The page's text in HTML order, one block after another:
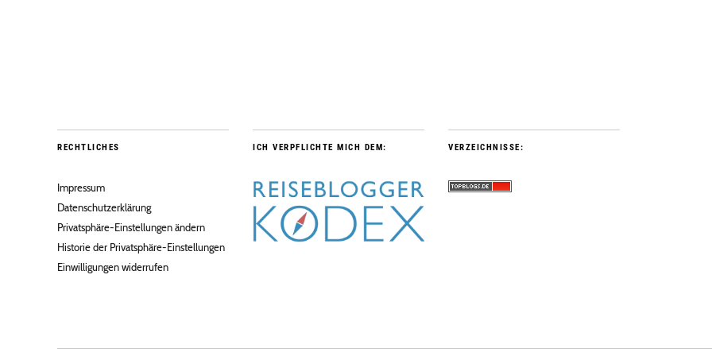
RECHTLICHES
Impressum
Datenschutzerklärung
Privatsphäre-Einstellungen ändern
Historie der Privatsphäre-Einstellungen
Einwilligungen widerrufen
ICH VERPFLICHTE MICH DEM: VERZEICHNISSE: